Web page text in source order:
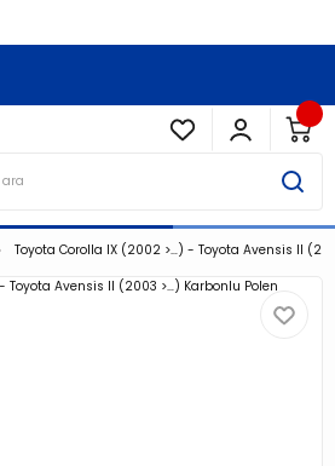
Toyota Corolla IX (2002 >…) - Toyota Avensis II